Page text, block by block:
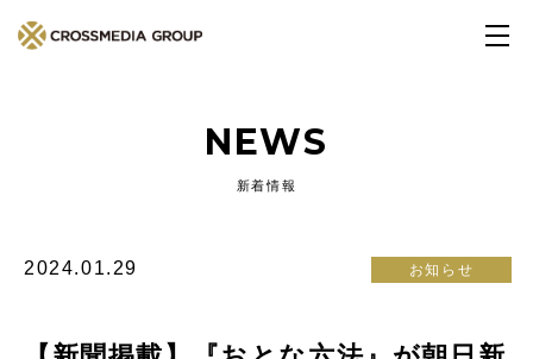
NEWS
新着情報
2024.01.29 お知らせ